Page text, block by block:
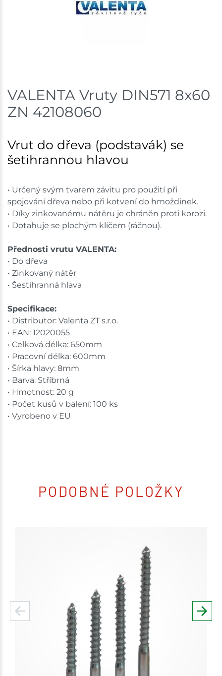
Skladem na prodejně - doručení do 7 dnů
Skladem na prodejně - doručení do 7 dnů
Skladem na prodejně - doručení do 7 dnů
Skladové množství na prodejnách je pouze orientační.
Ceny na prodejnách se mohou lišit od cen na e-
VALENTA Vruty DIN571 8x60
ZN 42108060
Vrut do dřeva (podstavák) se
šetihrannou hlavou
• Určený svým tvarem závitu pro použití při
spojování dřeva nebo při kotvení do hmoždinek.
• Díky zinkovanému nátěru je chráněn proti korozi.
• Dotahuje se plochým klíčem (ráčnou).
Přednosti vrutu VALENTA:
• Do dřeva
• Zinkovaný nátěr
• Šestihranná hlava
Specifikace:
• Distributor: Valenta ZT s.r.o.
• EAN: 12020055
• Celková délka: 650mm
• Pracovní délka: 600mm
• Šírka hlavy: 8mm
• Barva: Stříbrná
• Hmotnost: 20 g
• Počet kusů v balení: 100 ks
• Vyrobeno v EU
PODOBNÉ POLOŽKY